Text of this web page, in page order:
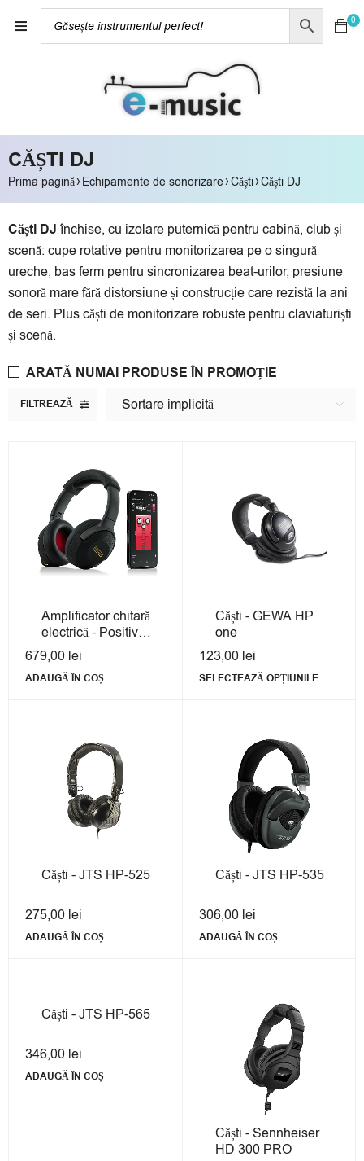
0
CĂȘTI DJ
Prima pagină› Echipamente de sonorizare›Căști›Căști DJ
Căști DJ închise, cu izolare puternică pentru cabină, club și
scenă: cupe rotative pentru monitorizarea pe o singură
ureche, bas ferm pentru sincronizarea beat-urilor, presiune
sonoră mare fără distorsiune și construcție care rezistă la ani
de seri. Plus căști de monitorizare robuste pentru claviaturiști
și scenă.
FILTREAZĂ Sortare implicită
ARATĂ NUMAI PRODUSE ÎN PROMOȚIE
Amplificator chitară
electrică - Positive
Grid Spark NEO
Core
679,00 lei
ADAUGĂ ÎN COȘ
Căști - GEWA HP
one
123,00 lei
SELECTEAZĂ OPȚIUNILE
Căști - JTS HP-525
275,00 lei
ADAUGĂ ÎN COȘ
Căști - JTS HP-535
306,00 lei
ADAUGĂ ÎN COȘ
Căști - JTS HP-565
346,00 lei
ADAUGĂ ÎN COȘ
Căști - Sennheiser
HD 300 PRO